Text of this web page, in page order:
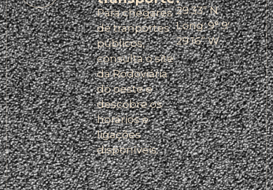
Para chegares
de tranportes
públicos,
consulta o site
da Rodoviária
do oeste e
descobre os
horários e
ligações
disponíveis.
29.33” N
Long: 9° 9′
29.16” W